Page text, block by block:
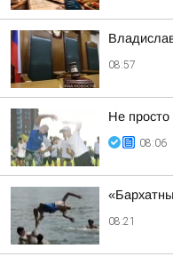
08:57
Не
08:06
08:21